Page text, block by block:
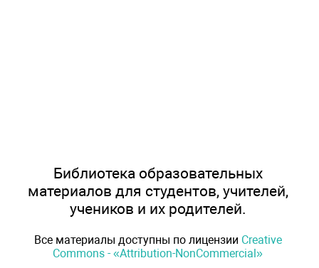
Библиотека образовательных
материалов для студентов, учителей,
учеников и их родителей.
Все материалы доступны по лицензии Creative
Commons - «Attribution-NonCommercial»